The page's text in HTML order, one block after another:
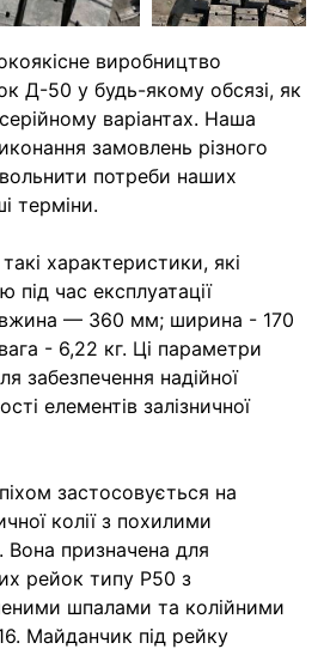
виробництво
Д-50 у будь-якому обсязі, як
варіантах. Наша
замовлень різного
потреби наших
терміни.
характеристики, які
під час експлуатації
— 360 мм; ширина - 170
- 6,22 кг. Ці параметри
забезпечення надійної
елементів залізничної
застосовується на
колії з похилими
призначена для
рейок типу Р50 з
шпалами та колійними
Майданчик під рейку